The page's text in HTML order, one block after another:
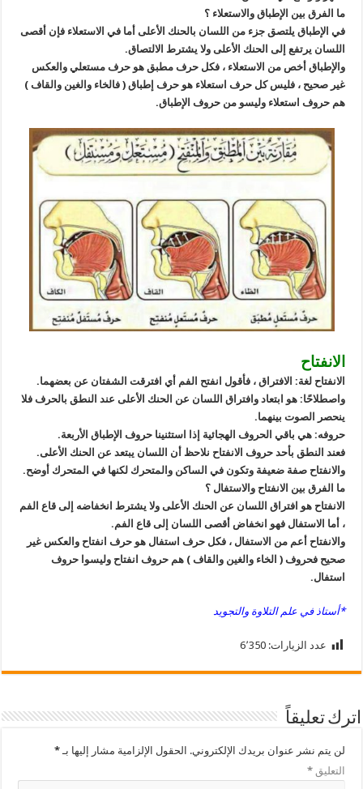
ما الفرق بين الإطباق والاستعلاء ؟
في الإطباق يلتصق جزء من اللسان بالحنك الأعلى أما في الاستعلاء فإن أقصى
اللسان يرتفع إلى الحنك الأعلى ولا يشترط الالتصاق.
والإطباق أخص من الاستعلاء ، فكل حرف مطبق هو حرف مستعلي والعكس
غير صحيح ، فليس كل حرف استعلاء هو حرف إطباق ( فالخاء والغين والقاف )
هم حروف استعلاء وليسو من حروف الإطباق.
الانفتاح
الانفتاح لغة: الافتراق ، فأقول انفتح الفم أي افترقت الشفتان عن بعضهما.
واصطلاحًا: هو ابتعاد وافتراق اللسان عن الحنك الأعلى عند النطق بالحرف فلا
ينحصر الصوت بينهما.
حروفه: هي باقي الحروف الهجائية إذا استثنينا حروف الإطباق الأربعة.
فعند النطق بأحد حروف الانفتاح نلاحظ أن اللسان يبتعد عن الحنك الأعلى.
والانفتاح صفة ضعيفة وتكون في الساكن والمتحرك لكنها في المتحرك أوضح.
ما الفرق بين الانفتاح والاستفال ؟
الانفتاح هو افتراق اللسان عن الحنك الأعلى ولا يشترط انخفاضه إلى قاع الفم
، أما الاستفال فهو انخفاض أقصى اللسان إلى قاع الفم.
والانفتاح أعم من الاستفال ، فكل حرف استفال هو حرف انفتاح والعكس غير
صحيح فحروف ( الخاء والغين والقاف ) هم حروف انفتاح وليسوا حروف
استفال.
*أستاذ في علم التلاوة والتجويد
عدد الزيارات: 6٬350
اترك تعليقاً
لن يتم نشر عنوان بريدك الإلكتروني. الحقول الإلزامية مشار إليها بـ*
التعليق*